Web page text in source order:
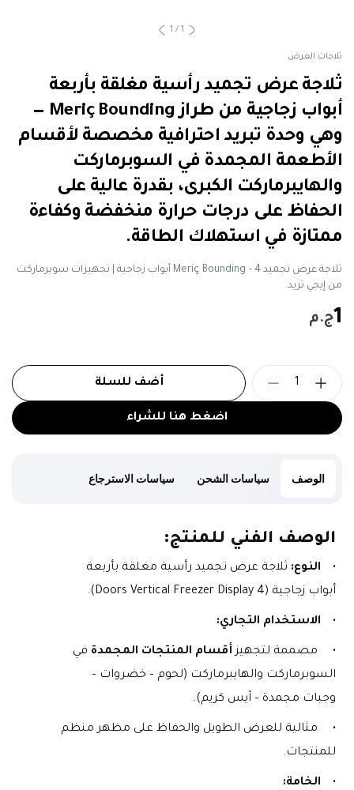
1
/
1
ثلاجات العرض
ثلاجة عرض تجميد رأسية مغلقة بأربعة
أبواب زجاجية من طراز Meriç Bounding —
وهي وحدة تبريد احترافية مخصصة لأقسام
الأطعمة المجمدة في السوبرماركت
والهايبرماركت الكبرى، بقدرة عالية على
الحفاظ على درجات حرارة منخفضة وكفاءة
ممتازة في استهلاك الطاقة.
ثلاجة عرض تجميد Meriç Bounding – 4 أبواب زجاجية | تجهيزات سوبرماركت
من إيجي تريد
1ج.م
اضغط هنا للشراء
أضف للسلة 1
الوصف سياسات الشحن سياسات الاسترجاع
الوصف الفني للمنتج:
النوع:
أبواب زجاجية (4 Doors Vertical Freezer Display).
الاستخدام التجاري:
مصممة لتجهيز أقسام المنتجات المجمدة
وجبات مجمدة – آيس كريم).
للمنتجات.
الخامة: